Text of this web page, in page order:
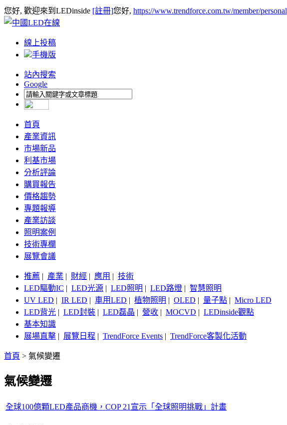
您好, 歡迎來到LEDinside [註冊]您好, https://www.trendforce.com.tw/member/personal
線上投稿
手機版
站內搜索
Google
首頁
產業資訊
市場新品
利基市場
分析評論
購買報告
價格趨勢
專題報導
產業訪談
照明案例
技術專欄
展覽會議
推薦 | 產業 | 財經 | 應用 | 技術
LED驅動IC | LED光源 | LED照明 | LED路燈 | 智慧照明
UV LED | IR LED | 車用LED | 植物照明 | OLED | 量子點 | Micro LED
LED背光 | LED封裝 | LED磊晶 | 營收 | MOCVD | LEDinside觀點
基本知識
展場直擊 | 展覽日程 | TrendForce Events | TrendForce客製化活動
首頁 > 氣候變遷
氣候變遷
全球100億顆LED產品商機，COP 21宣示「全球照明挑戰」計畫